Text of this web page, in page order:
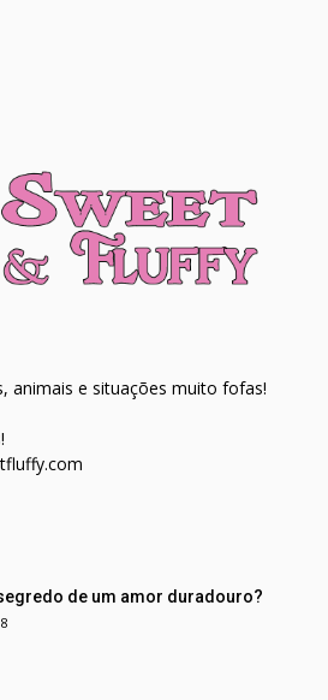
animais e situações muito fofas!
de um amor duradouro?